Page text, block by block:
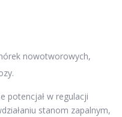
nowotworowych,
potencjał w regulacji
stanom zapalnym,